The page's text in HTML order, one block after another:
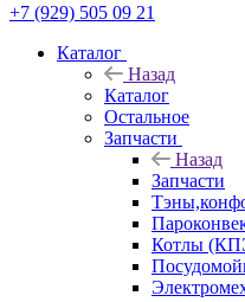
+7 (929) 505 09 21
Каталог
Назад
Каталог
Остальное
Запчасти
Назад
Запчасти
Котлы